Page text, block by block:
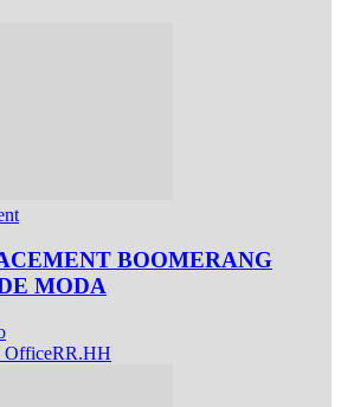
BOOMERANG
MODA
OfficeRR.HH